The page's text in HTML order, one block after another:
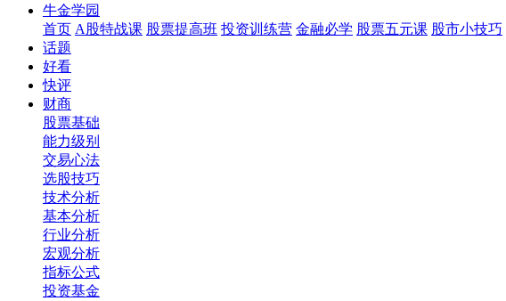
牛金学园
首页 A股特战课 股票提高班 投资训练营 金融必学 股票五元课 股市小技巧
话题
好看
快评
财商
股票基础
能力级别
交易心法
选股技巧
技术分析
基本分析
行业分析
宏观分析
指标公式
投资基金